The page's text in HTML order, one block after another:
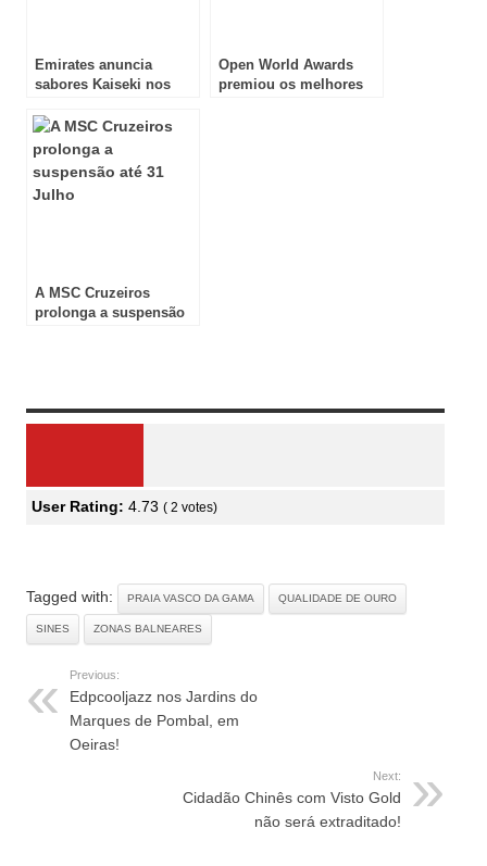
Emirates anuncia
sabores Kaiseki nos
Open World Awards
premiou os melhores
A MSC Cruzeiros
prolonga a suspensão
User Rating: 4.73 ( 2 votes)
Tagged with: PRAIA VASCO DA GAMA QUALIDADE DE OURO
SINES ZONAS BALNEARES
Previous:
Edpcooljazz nos Jardins do
Marques de Pombal, em
Oeiras!
Next:
Cidadão Chinês com Visto Gold
não será extraditado!